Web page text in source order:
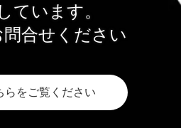
ています。
合せください
らをご覧ください